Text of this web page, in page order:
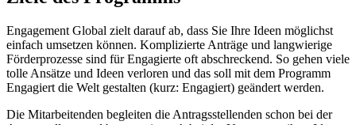
Engagement Global zielt darauf ab, dass Sie Ihre Ideen möglichst
einfach umsetzen können. Komplizierte Anträge und langwierige
Förderprozesse sind für Engagierte oft abschreckend. So gehen viele
tolle Ansätze und Ideen verloren und das soll mit dem Programm
Engagiert die Welt gestalten (kurz: Engagiert) geändert werden.
Die Mitarbeitenden begleiten die Antragsstellenden schon bei der